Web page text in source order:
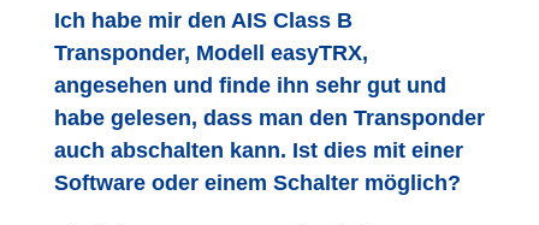
Ich habe mir den AIS Class B
Transponder, Modell easyTRX,
angesehen und finde ihn sehr gut und
habe gelesen, dass man den Transponder
auch abschalten kann. Ist dies mit einer
Software oder einem Schalter möglich?